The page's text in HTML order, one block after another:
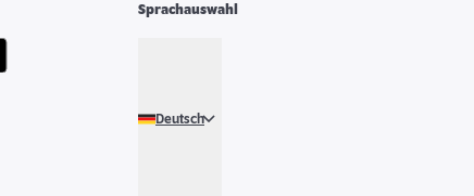
Sprachauswahl
Deutsch